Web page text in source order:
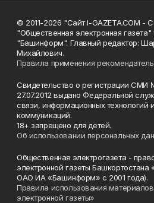
© 2011-2026 "Сайт I-GAZETA.COM -
"Общественная электронная
"Башинформ". Главный редактор:
Михайлович.
Правила применения
Свидетельство о регистрации
27.07.2012 выдано Федеральной
связи, информационных технологий
коммуникаций.
18+ запрещено для детей.
Об использовании персональных
Общественная электрогазета -
электронной газеты
ОАО ИА «Башинформ» с 2001 года).
Правила использования
электронной газеты»